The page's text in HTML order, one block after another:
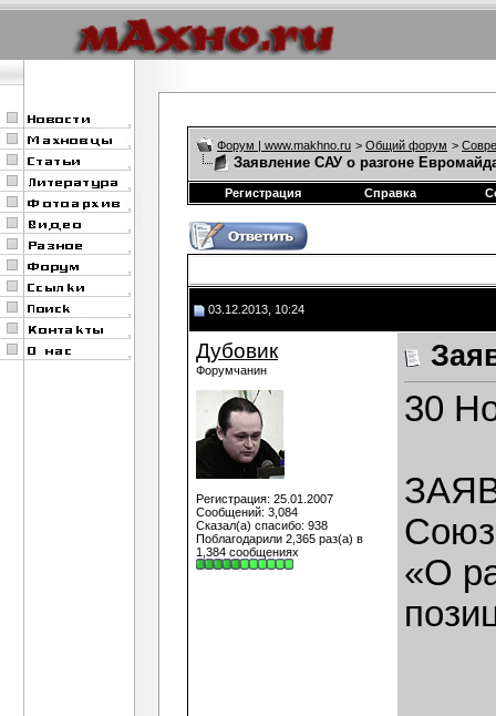
Форум | www.makhno.ru > Общий форум >
Заявление САУ о разгоне
Регистрация Справка
03.12.2013, 10:24
Дубовик
Форумчанин
Регистрация: 25.01.2007
Сообщений: 3,084
Сказал(а) спасибо: 938
Поблагодарили 2,365 раз(а) в
1,384 сообщениях
30
«О